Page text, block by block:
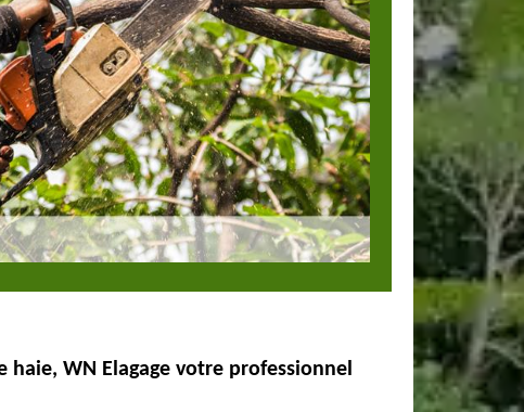
haie, WN Elagage votre professionnel